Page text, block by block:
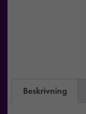
Beskrivning